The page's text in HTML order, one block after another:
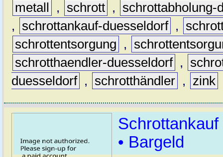
metall
, schrott ,
schrottabholung-
,
schrottankauf-duesseldorf ,
schrottentsorgung
,
schrotthaendler-duesseldorf ,
duesseldorf , schrotthändler , zink
Schrottankauf
• Bargeld